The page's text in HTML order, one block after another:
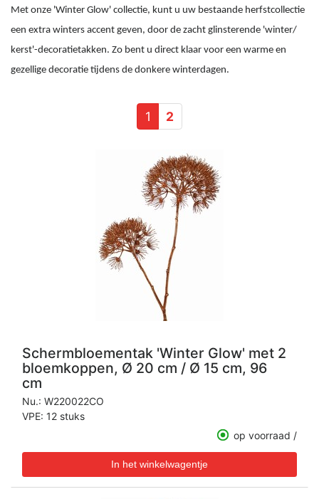
Met onze 'Winter Glow' collectie, kunt u uw bestaande herfstcollectie
een extra winters accent geven, door de zacht glinsterende 'winter/
kerst'-decoratietakken. Zo bent u direct klaar voor een warme en
gezellige decoratie tijdens de donkere winterdagen.
1 2
Schermbloementak 'Winter Glow' met 2
bloemkoppen, Ø 20 cm / Ø 15 cm, 96
cm
Nu.: W220022CO
VPE: 12 stuks
op voorraad /